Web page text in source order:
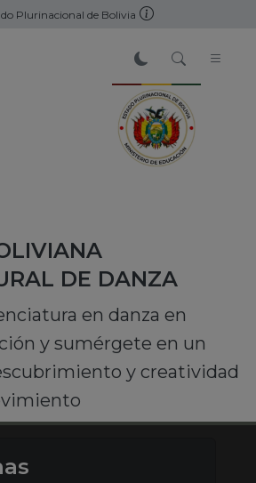
Plurinacional de Bolivia
DE DANZA
en danza en
y sumérgete en un
y creatividad